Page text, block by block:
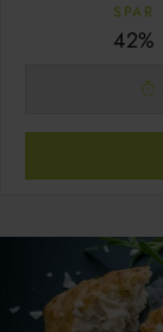
SPAR
42%